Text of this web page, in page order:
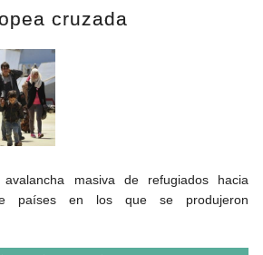
cruzada
masiva de refugiados hacia
países en los que se produjeron